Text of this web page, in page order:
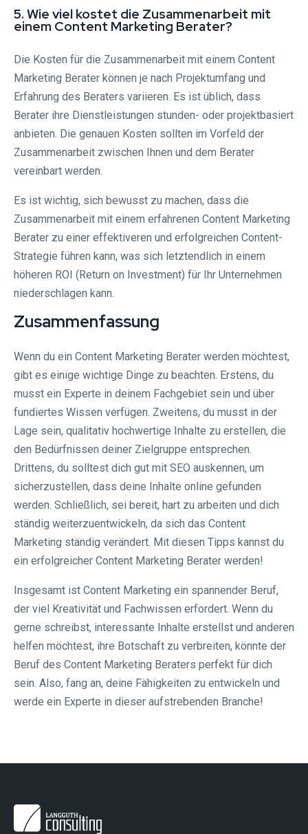
5. Wie viel kostet die Zusammenarbeit mit
einem Content Marketing Berater?
Die Kosten für die Zusammenarbeit mit einem Content
Marketing Berater können je nach Projektumfang und
Erfahrung des Beraters variieren. Es ist üblich, dass
Berater ihre Dienstleistungen stunden- oder projektbasiert
anbieten. Die genauen Kosten sollten im Vorfeld der
Zusammenarbeit zwischen Ihnen und dem Berater
vereinbart werden.
Es ist wichtig, sich bewusst zu machen, dass die
Zusammenarbeit mit einem erfahrenen Content Marketing
Berater zu einer effektiveren und erfolgreichen Content-
Strategie führen kann, was sich letztendlich in einem
höheren ROI (Return on Investment) für Ihr Unternehmen
niederschlagen kann.
Zusammenfassung
Wenn du ein Content Marketing Berater werden möchtest,
gibt es einige wichtige Dinge zu beachten. Erstens, du
musst ein Experte in deinem Fachgebiet sein und über
fundiertes Wissen verfügen. Zweitens, du musst in der
Lage sein, qualitativ hochwertige Inhalte zu erstellen, die
den Bedürfnissen deiner Zielgruppe entsprechen.
Drittens, du solltest dich gut mit SEO auskennen, um
sicherzustellen, dass deine Inhalte online gefunden
werden. Schließlich, sei bereit, hart zu arbeiten und dich
ständig weiterzuentwickeln, da sich das Content
Marketing ständig verändert. Mit diesen Tipps kannst du
ein erfolgreicher Content Marketing Berater werden!
Insgesamt ist Content Marketing ein spannender Beruf,
der viel Kreativität und Fachwissen erfordert. Wenn du
gerne schreibst, interessante Inhalte erstellst und anderen
helfen möchtest, ihre Botschaft zu verbreiten, könnte der
Beruf des Content Marketing Beraters perfekt für dich
sein. Also, fang an, deine Fähigkeiten zu entwickeln und
werde ein Experte in dieser aufstrebenden Branche!